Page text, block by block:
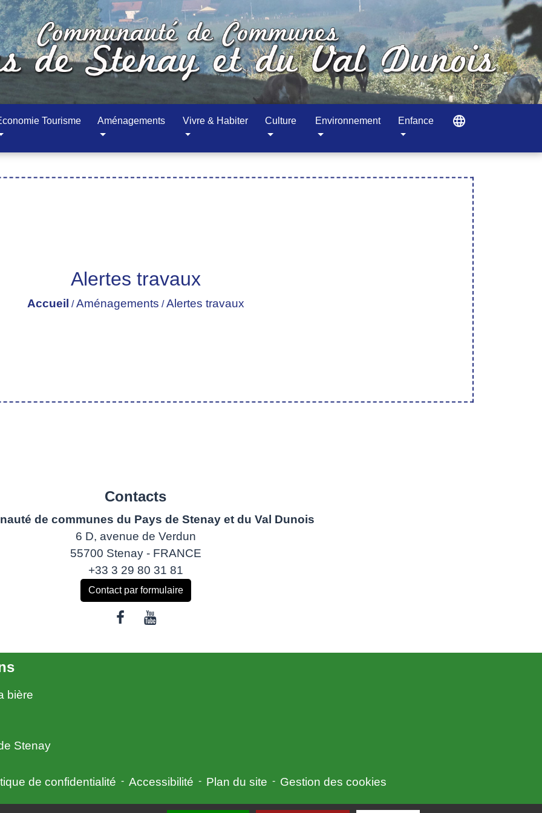
Tourisme Aménagements Vivre & Habiter Culture Environnement Enfance language
Alertes travaux
Accueil /Aménagements /Alertes travaux
Contacts
de communes du Pays de Stenay et du Val Dunois
6 D, avenue de Verdun
55700 Stenay - FRANCE
+33 3 29 80 31 81
Contact par formulaire
bière
Stenay
de confidentialité - Accessibilité - Plan du site - Gestion des cookies